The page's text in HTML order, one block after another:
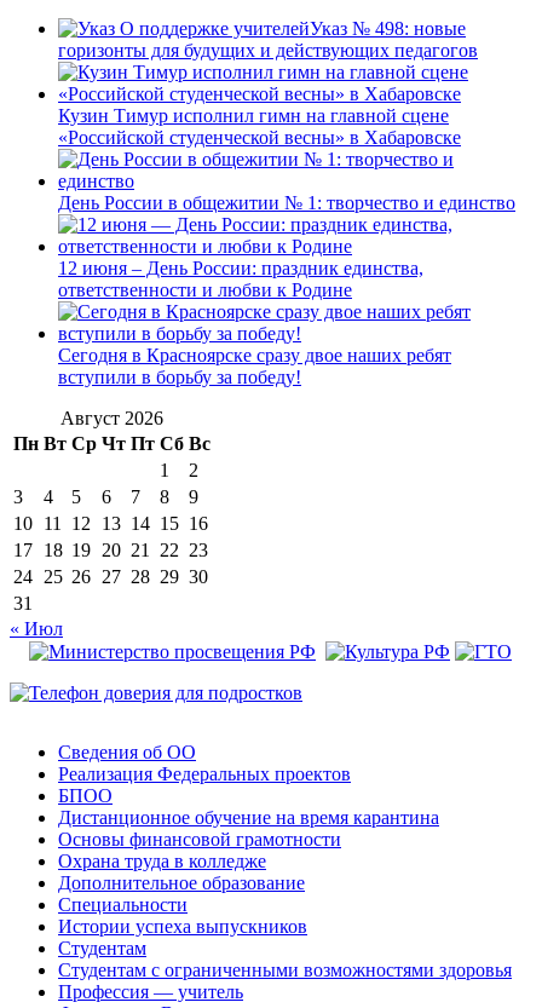
Указ № 498: новые
горизонты для будущих и действующих педагогов
Кузин Тимур исполнил гимн на главной сцене
«Российской студенческой весны» в Хабаровске
День России в общежитии № 1: творчество и единство
12 июня – День России: праздник единства,
ответственности и любви к Родине
Сегодня в Красноярске сразу двое наших ребят
вступили в борьбу за победу!
Август 2026
Пн Вт Ср Чт Пт Сб Вс
1
2
3
4 5 6 7 8
9
10 11 12 13 14 15 16
17 18 19 20 21 22 23
24 25 26 27 28 29 30
31
« Июл
Сведения об ОО
Реализация Федеральных проектов
БПОО
Дистанционное обучение на время карантина
Основы финансовой грамотности
Охрана труда в колледже
Дополнительное образование
Специальности
Истории успеха выпускников
Студентам
Студентам с ограниченными возможностями здоровья
Профессия — учитель